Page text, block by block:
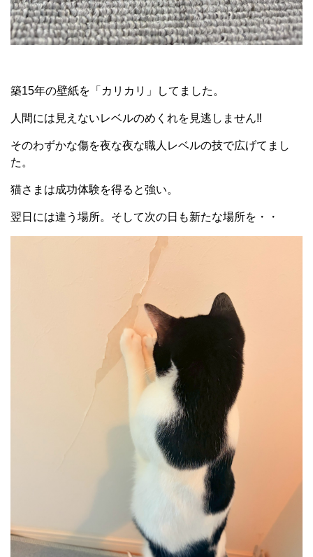
築15年の壁紙を「カリカリ」してました。
人間には見えないレベルのめくれを見逃しません‼
そのわずかな傷を夜な夜な職人レベルの技で広げてまし
た。
猫さまは成功体験を得ると強い。
翌日には違う場所。そして次の日も新たな場所を・・